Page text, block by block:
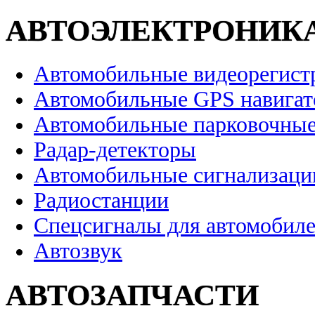
Автомобильные
Автомобильные GPS
Автомобильные
Радар-детекторы
Автомобильные
Радиостанции
Спецсигналы для
Автозвук
АВТОЗАПЧАСТИ